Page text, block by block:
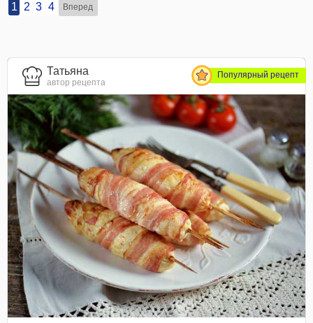
1 2 3 4 Вперед
Татьяна
автор рецепта
Популярный рецепт